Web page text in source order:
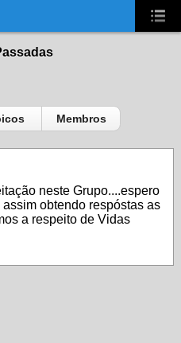
Membros
neste Grupo....espero
obtendo respóstas as
a respeito de Vidas